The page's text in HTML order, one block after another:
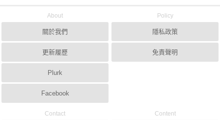
About
關於我們
更新履歷
Plurk
Facebook
Policy
隱私政策
免責聲明
Contact Content